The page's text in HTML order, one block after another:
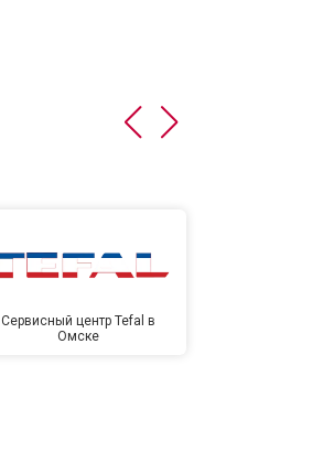
Сервисный центр Tefal в
Омске